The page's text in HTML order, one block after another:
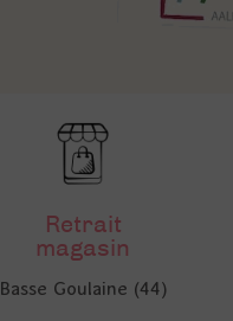
Retrait
magasin
Basse Goulaine (44)